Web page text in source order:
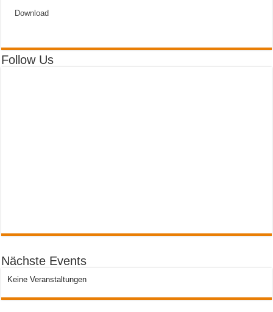
Download
Follow Us
Nächste Events
Keine Veranstaltungen